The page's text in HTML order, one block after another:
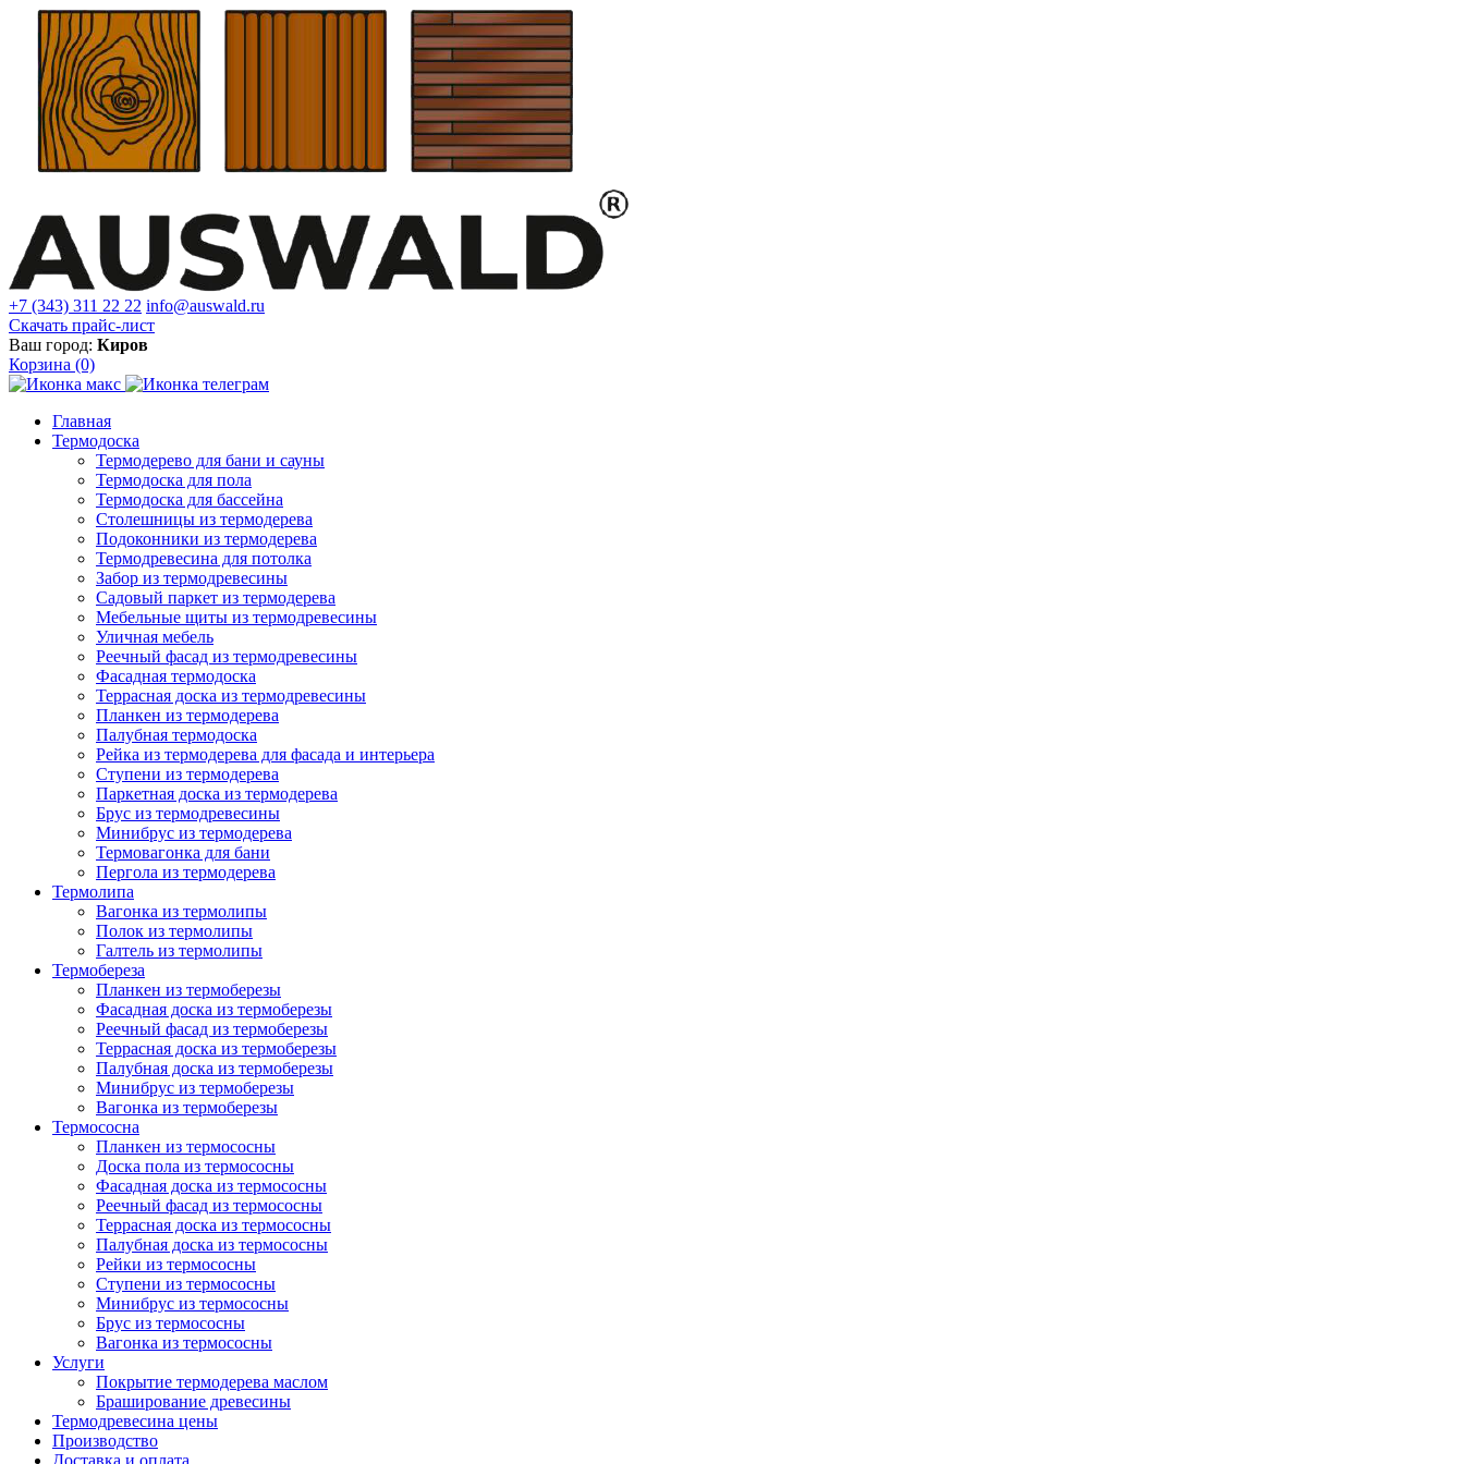
+7 (343) 311 22 22 info@auswald.ru
Скачать прайс-лист
Ваш город: Киров
Корзина (0)
Главная
Термодоска
Термодерево для бани и сауны
Термодоска для пола
Термодоска для бассейна
Столешницы из термодерева
Подоконники из термодерева
Термодревесина для потолка
Забор из термодревесины
Садовый паркет из термодерева
Мебельные щиты из термодревесины
Уличная мебель
Реечный фасад из термодревесины
Фасадная термодоска
Террасная доска из термодревесины
Планкен из термодерева
Палубная термодоска
Рейка из термодерева для фасада и интерьера
Ступени из термодерева
Паркетная доска из термодерева
Брус из термодревесины
Минибрус из термодерева
Термовагонка для бани
Пергола из термодерева
Термолипа
Вагонка из термолипы
Полок из термолипы
Галтель из термолипы
Термобереза
Планкен из термоберезы
Фасадная доска из термоберезы
Реечный фасад из термоберезы
Террасная доска из термоберезы
Палубная доска из термоберезы
Минибрус из термоберезы
Вагонка из термоберезы
Термососна
Планкен из термососны
Доска пола из термососны
Фасадная доска из термососны
Реечный фасад из термососны
Террасная доска из термососны
Палубная доска из термососны
Рейки из термососны
Ступени из термососны
Минибрус из термососны
Брус из термососны
Вагонка из термососны
Услуги
Покрытие термодерева маслом
Браширование древесины
Термодревесина цены
Производство
Доставка и оплата